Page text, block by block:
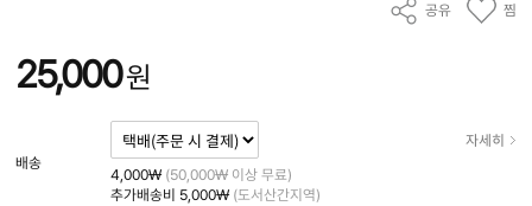
공유 찜
25,000원
배송
자세히
4,000₩ (50,000₩ 이상 무료)
추가배송비 5,000₩ (도서산간지역)